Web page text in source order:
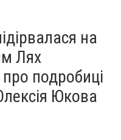
на
Лях
про подробиці
Юкова